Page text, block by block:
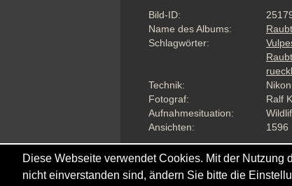
Bild-ID:
Name des Albums:
Schlagwörter:
Technik:
Fotograf:
Ralf
Aufnahmesituation:
Ansichten:
1596
Diese Webseite verwendet Cookies. Mit der
nicht einverstanden sind, ändern Sie bitte die